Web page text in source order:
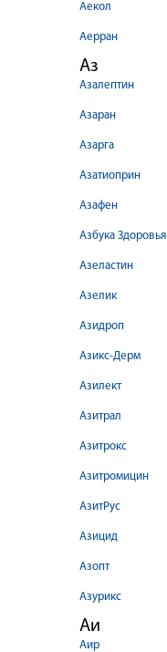
Аекол
Аерран
Аз
Азалептин
Азаран
Азарга
Азатиоприн
Азафен
Азбука Здоровья
Азеластин
Азелик
Азидроп
Азикс-Дерм
Азилект
Азитрал
Азитрокс
Азитромицин
АзитРус
Азицид
Азопт
Азурикс
Аи
Аир